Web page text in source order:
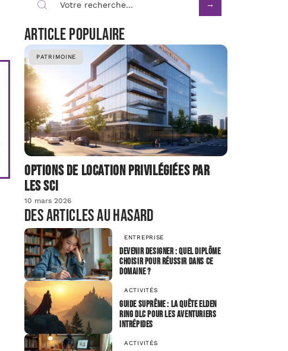
Article populaire
PATRIMOINE
Options de location privilégiées par
les SCI
10 mars 2026
Des articles au hasard
ENTREPRISE
Devenir designer : quel diplôme
choisir pour réussir dans ce
domaine ?
ACTIVITÉS
Guide suprême : la quête Elden
Ring DLC pour les aventuriers
intrépides
ACTIVITÉS